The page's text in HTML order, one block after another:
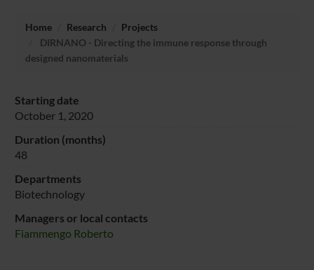
Home Research
Projects
DIRNANO - Directing the immune response through
designed nanomaterials
Starting date
October 1, 2020
Duration (months)
48
Departments
Biotechnology
Managers or local contacts
Fiammengo Roberto